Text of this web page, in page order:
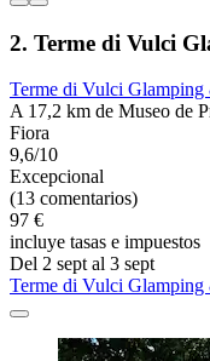
2. Terme di Vulci
Terme di Vulci Glamping
A 17,2 km de Museo de
Fiora
9,6/10
Excepcional
(13 comentarios)
97 €
incluye tasas e impuestos
Del 2 sept al 3 sept
Terme di Vulci Glamping